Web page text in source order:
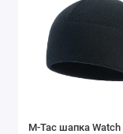
M-Tac шапка Watch